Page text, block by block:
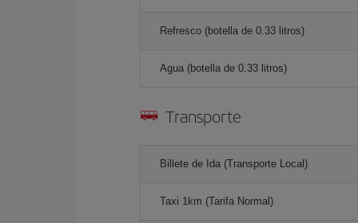
Refresco (botella de 0.33 litros)
Agua (botella de 0.33 litros)
Transporte
Billete de Ida (Transporte Local)
Taxi 1km (Tarifa Normal)